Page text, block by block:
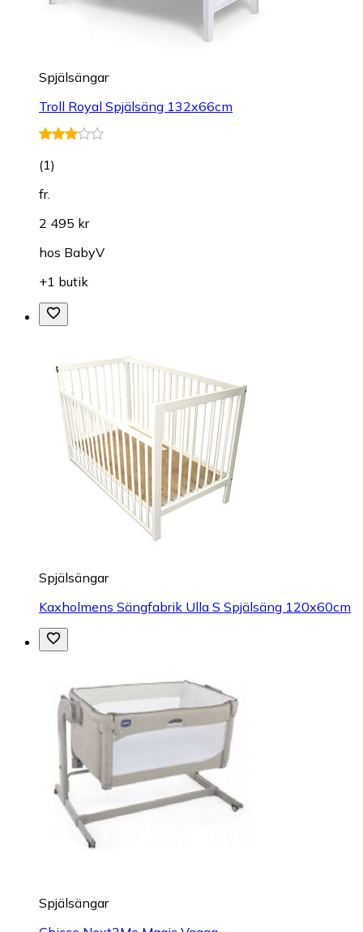
Spjälsängar
Troll Royal Spjälsäng 132x66cm
(1)
fr.
2 495 kr
hos BabyV
+1 butik
Spjälsängar
Kaxholmens Sängfabrik Ulla S Spjälsäng 120x60cm
Spjälsängar